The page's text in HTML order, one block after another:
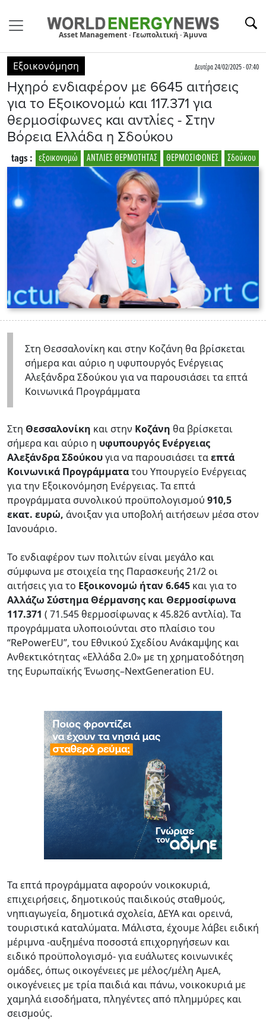
Asset Management · Γεωπολιτική · Άμυνα
Εξοικονόμηση Δευτέρα 24/02/2025 - 07:40
Ηχηρό ενδιαφέρον με 6645 αιτήσεις
για το Εξοικονομώ και 117.371 για
θερμοσίφωνες και αντλίες - Στην
Βόρεια Ελλάδα η Σδούκου
Σδούκου
ΘΕΡΜΟΣΙΦΩΝΕΣ
ΑΝΤΛΙΕΣ ΘΕΡΜΟΤΗΤΑΣ
εξοικονομώ
tags :
Στη Θεσσαλονίκη και στην Κοζάνη θα βρίσκεται
σήμερα και αύριο η υφυπουργός Ενέργειας
Αλεξάνδρα Σδούκου για να παρουσιάσει τα επτά
Κοινωνικά Προγράμματα
Στη Θεσσαλονίκη και στην Κοζάνη θα βρίσκεται
σήμερα και αύριο η υφυπουργός Ενέργειας
Αλεξάνδρα Σδούκουγια να παρουσιάσει ταεπτά
Κοινωνικά Προγράμματατου Υπουργείο Ενέργειας
για την Εξοικονόμηση Ενέργειας. Τα επτά
προγράμματα συνολικού προϋπολογισμού 910,5
εκατ. ευρώ, άνοιξαν για υποβολή αιτήσεων μέσα στον
Ιανουάριο.
Το ενδιαφέρον των πολιτών είναι μεγάλο και
σύμφωνα με στοιχεία της Παρασκευής 21/2 οι
αιτήσεις για το Εξοικονομώ ήταν 6.645 και για το
Αλλάζω Σύστημα Θέρμανσης και Θερμοσίφωνα
117.371 ( 71.545 θερμοσίφωνας κ 45.826 αντλία). Τα
προγράμματα υλοποιούνται στο πλαίσιο του
“RePowerEU”, του Εθνικού Σχεδίου Ανάκαμψης και
Ανθεκτικότητας «Ελλάδα 2.0» με τη χρηματοδότηση
της Ευρωπαϊκής Ένωσης–NextGeneration EU.
Τα επτά προγράμματα αφορούν νοικοκυριά,
επιχειρήσεις, δημοτικούς παιδικούς σταθμούς,
νηπιαγωγεία, δημοτικά σχολεία, ΔΕΥΑ και ορεινά,
τουριστικά καταλύματα. Μάλιστα, έχουμε λάβει ειδική
μέριμνα -αυξημένα ποσοστά επιχορηγήσεων και
ειδικό προϋπολογισμό- για ευάλωτες κοινωνικές
ομάδες, όπως οικογένειες με μέλος/μέλη ΑμεΑ,
οικογένειες με τρία παιδιά και πάνω, νοικοκυριά με
χαμηλά εισοδήματα, πληγέντες από πλημμύρες και
σεισμούς.